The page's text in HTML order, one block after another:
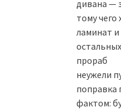
дивана —
тому
ламинат
прораб
неужели
поправка
фактом: